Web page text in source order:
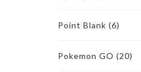
Point Blank (6)
Pokemon GO (20)